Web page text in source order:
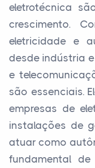
eletrotécnica
crescimento.
eletricidade e
desde indústria
e
são essenciais.
empresas de
instalações de
atuar como
fundamental